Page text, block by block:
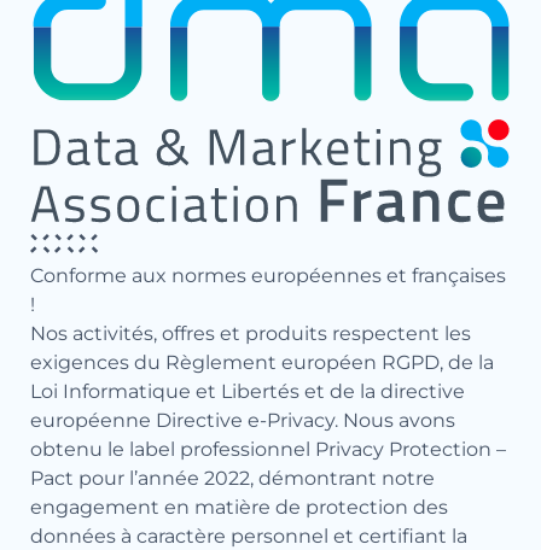
Conforme aux normes européennes et françaises
!
Nos activités, offres et produits respectent les
exigences du Règlement européen RGPD, de la
Loi Informatique et Libertés et de la directive
européenne Directive e-Privacy. Nous avons
obtenu le label professionnel Privacy Protection –
Pact pour l’année 2022, démontrant notre
engagement en matière de protection des
données à caractère personnel et certifiant la